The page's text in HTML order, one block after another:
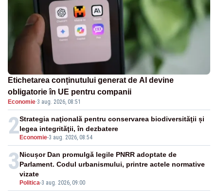
Etichetarea conținutului generat de AI devine
obligatorie în UE pentru companii
Economie·3 aug. 2026, 08:51
2 Economie-3 aug. 2026, 08:54
Strategia naţională pentru conservarea biodiversităţii și
legea integrităţii, în dezbatere
3
Politica-3 aug. 2026, 09:00
Nicușor Dan promulgă legile PNRR adoptate de
Parlament. Codul urbanismului, printre actele normative
vizate